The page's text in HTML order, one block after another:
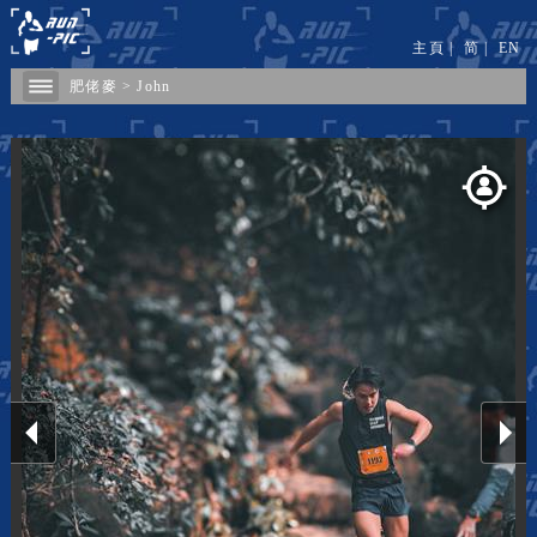
肥佬麥 >John
主頁 | 简| EN